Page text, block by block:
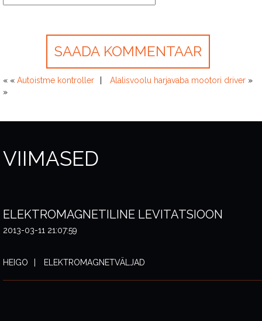
« « Autoistme kontroller Alalisvoolu harjavaba mootori driver »
»
VIIMASED
ELEKTROMAGNETILINE LEVITATSIOON
2013-03-11 21:07:59
HEIGO ELEKTROMAGNETVÄLJAD